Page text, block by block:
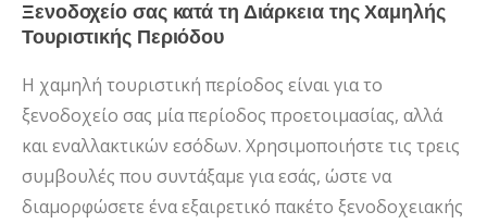
Ξενοδοχείο σας κατά τη Διάρκεια της Χαμηλής
Τουριστικής Περιόδου
Η χαμηλή τουριστική περίοδος είναι για το
ξενοδοχείο σας μία περίοδος προετοιμασίας, αλλά
και εναλλακτικών εσόδων. Χρησιμοποιήστε τις τρεις
συμβουλές που συντάξαμε για εσάς, ώστε να
διαμορφώσετε ένα εξαιρετικό πακέτο ξενοδοχειακής